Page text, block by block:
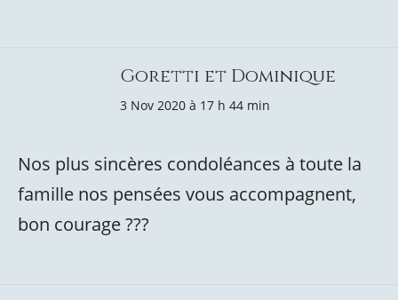
Goretti et Dominique
3 Nov 2020 à 17 h 44 min
Nos plus sincères condoléances à toute la
famille nos pensées vous accompagnent,
bon courage ???